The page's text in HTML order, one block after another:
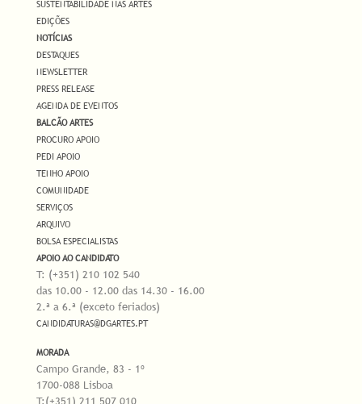
SUSTENTABILIDADE NAS ARTES
EDIÇÕES
NOTÍCIAS
DESTAQUES
NEWSLETTER
PRESS RELEASE
AGENDA DE EVENTOS
BALCÃO ARTES
PROCURO APOIO
PEDI APOIO
TENHO APOIO
COMUNIDADE
SERVIÇOS
ARQUIVO
BOLSA ESPECIALISTAS
APOIO AO CANDIDATO
T: (+351) 210 102 540
das 10.00 - 12.00 das 14.30 - 16.00
2.ª a 6.ª (exceto feriados)
CANDIDATURAS@DGARTES.PT
MORADA
Campo Grande, 83 - 1º
1700-088 Lisboa
T:(+351) 211 507 010